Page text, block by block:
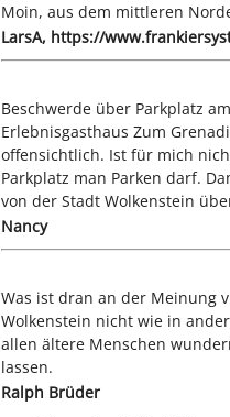
Moin, aus dem mittleren
LarsA, https://
Beschwerde über Parkplatz
Erlebnisgasthaus Zum
offensichtlich. Ist für mich
Parkplatz man Parken darf.
von der Stadt Wolkenstein
Nancy
Was ist dran an der Meinung
Wolkenstein nicht wie in
allen ältere Menschen
lassen.
Ralph Brüder